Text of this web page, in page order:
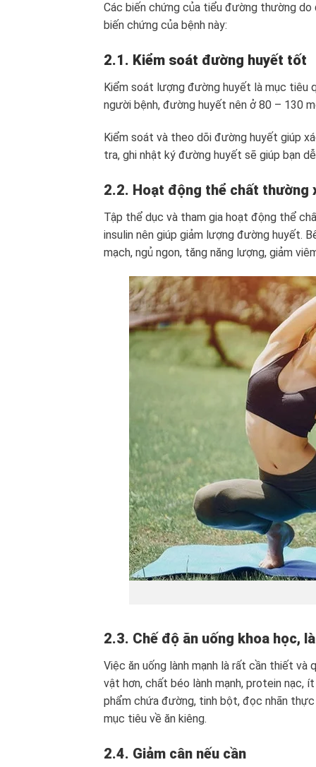
Các biến chứng của tiểu đường thường do
biến chứng của bệnh này:
2.1. Kiểm soát đường huyết tốt
Kiểm soát lượng đường huyết là mục tiêu
người bệnh, đường huyết nên ở 80 – 130
Kiểm soát và theo dõi đường huyết giúp
tra, ghi nhật ký đường huyết sẽ giúp bạn
2.2. Hoạt động thể chất thường
Tập thể dục và tham gia hoạt động thể
insulin nên giúp giảm lượng đường huyết.
mạch, ngủ ngon, tăng năng lượng, giảm
2.3. Chế độ ăn uống khoa học,
Việc ăn uống lành mạnh là rất cần thiết
vật hơn, chất béo lành mạnh, protein
phẩm chứa đường, tinh bột, đọc nhãn
mục tiêu về ăn kiêng.
2.4. Giảm cân nếu cần